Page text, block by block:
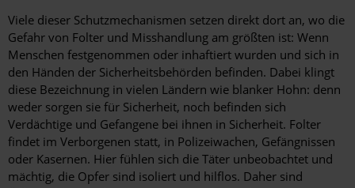
Viele dieser Schutzmechanismen setzen direkt dort an, wo die
Gefahr von Folter und Misshandlung am größten ist: Wenn
Menschen festgenommen oder inhaftiert wurden und sich in
den Händen der Sicherheitsbehörden befinden. Dabei klingt
diese Bezeichnung in vielen Ländern wie blanker Hohn: denn
weder sorgen sie für Sicherheit, noch befinden sich
Verdächtige und Gefangene bei ihnen in Sicherheit. Folter
findet im Verborgenen statt, in Polizeiwachen, Gefängnissen
oder Kasernen. Hier fühlen sich die Täter unbeobachtet und
mächtig, die Opfer sind isoliert und hilflos. Daher sind